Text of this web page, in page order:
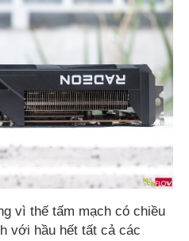
vì thế tấm mạch có chiều
với hầu hết tất cả các